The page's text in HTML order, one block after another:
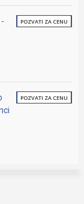
POZVATI ZA CENU
POZVATI ZA CENU